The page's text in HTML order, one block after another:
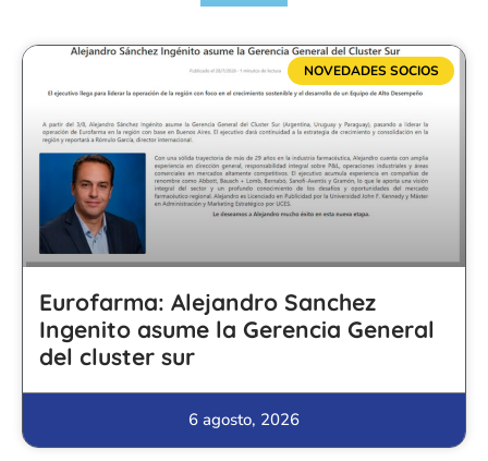
NOVEDADES SOCIOS
Eurofarma: Alejandro Sanchez
Ingenito asume la Gerencia General
del cluster sur
6 agosto, 2026